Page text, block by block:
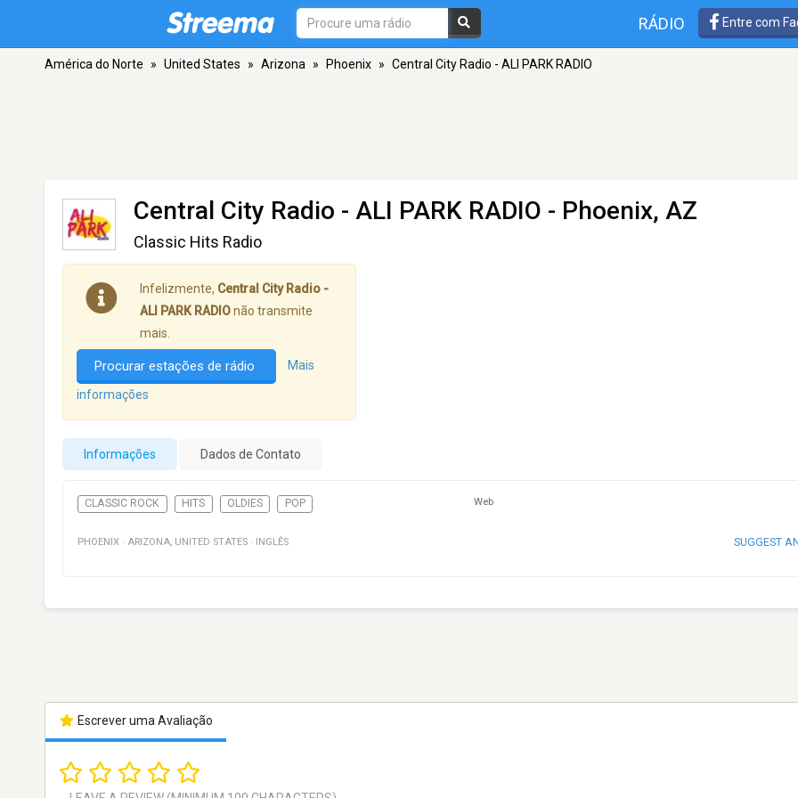
RÁDIO Entre com
América do Norte » United States » Arizona » Phoenix » Central City Radio - ALI PARK RADIO
Central City Radio - ALI PARK RADIO - Phoenix, AZ
Classic Hits Radio
Infelizmente, Central City Radio -
ALI PARK RADIOnão transmite
mais.
Procurar estações de rádio Mais
informações
Informações Dados de Contato
CLASSIC ROCK HITS OLDIES POP Web
PHOENIX · ARIZONA, UNITED STATES · INGLÊS SUGGEST
Escrever uma Avaliação